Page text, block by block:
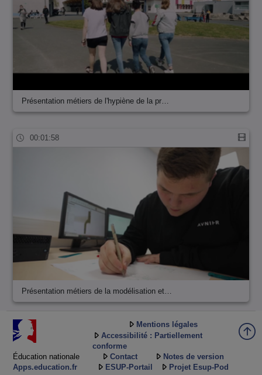
Présentation métiers de l'hypiène de la pr…
00:01:58
Présentation métiers de la modélisation et…
Éducation nationale
Apps.education.fr
Mentions légales
Accessibilité : Partiellement
conforme
Contact
Notes de version
ESUP-Portail
Projet Esup-Pod